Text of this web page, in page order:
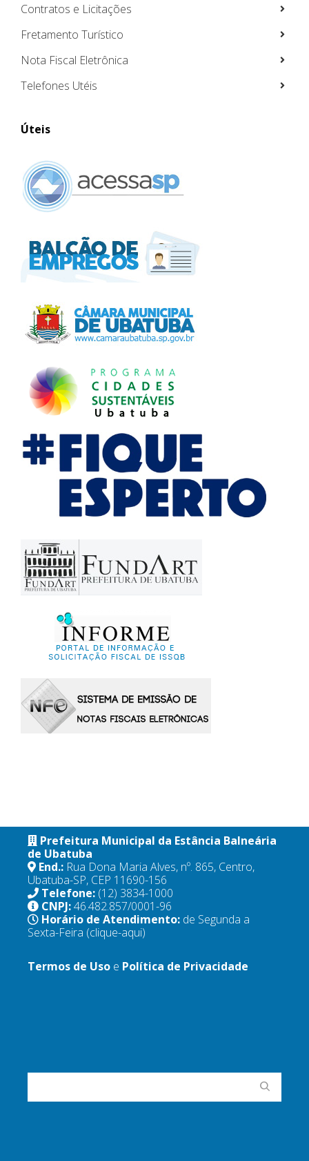
Contratos e Licitações
Fretamento Turístico
Nota Fiscal Eletrônica
Telefones Utéis
Úteis
Prefeitura Municipal da Estância Balneária
de Ubatuba
End.: Rua Dona Maria Alves, nº. 865, Centro,
Ubatuba-SP, CEP 11690-156
Telefone: (12) 3834-1000
CNPJ:46.482.857/0001-96
Horário de Atendimento: de Segunda a
Sexta-Feira (clique-aqui)
Termos de Uso e Política de Privacidade